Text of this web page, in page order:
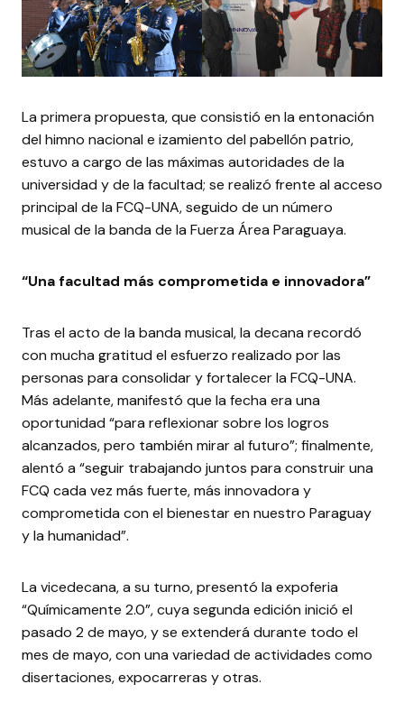
La primera propuesta, que consistió en la entonación
del himno nacional e izamiento del pabellón patrio,
estuvo a cargo de las máximas autoridades de la
universidad y de la facultad; se realizó frente al acceso
principal de la FCQ-UNA, seguido de un número
musical de la banda de la Fuerza Área Paraguaya.
“Una facultad más comprometida e innovadora”
Tras el acto de la banda musical, la decana recordó
con mucha gratitud el esfuerzo realizado por las
personas para consolidar y fortalecer la FCQ-UNA.
Más adelante, manifestó que la fecha era una
oportunidad “para reflexionar sobre los logros
alcanzados, pero también mirar al futuro”; finalmente,
alentó a “seguir trabajando juntos para construir una
FCQ cada vez más fuerte, más innovadora y
comprometida con el bienestar en nuestro Paraguay
y la humanidad”.
La vicedecana, a su turno, presentó la expoferia
“Químicamente 2.0”, cuya segunda edición inició el
pasado 2 de mayo, y se extenderá durante todo el
mes de mayo, con una variedad de actividades como
disertaciones, expocarreras y otras.